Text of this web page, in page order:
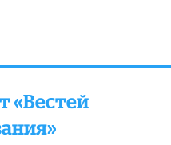
«Вестей